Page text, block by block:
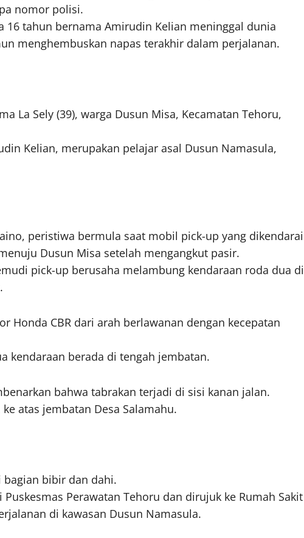
nomor polisi.
16 tahun bernama Amirudin Kelian meninggal dunia
menghembuskan napas terakhir dalam perjalanan.
La Sely (39), warga Dusun Misa, Kecamatan Tehoru,
Kelian, merupakan pelajar asal Dusun Namasula,
peristiwa bermula saat mobil pick-up yang dikendarai
Dusun Misa setelah mengangkut pasir.
pick-up berusaha melambung kendaraan roda dua di
Honda CBR dari arah berlawanan dengan kecepatan
kendaraan berada di tengah jembatan.
bahwa tabrakan terjadi di sisi kanan jalan.
atas jembatan Desa Salamahu.
bibir dan dahi.
Perawatan Tehoru dan dirujuk ke Rumah Sakit
di kawasan Dusun Namasula.